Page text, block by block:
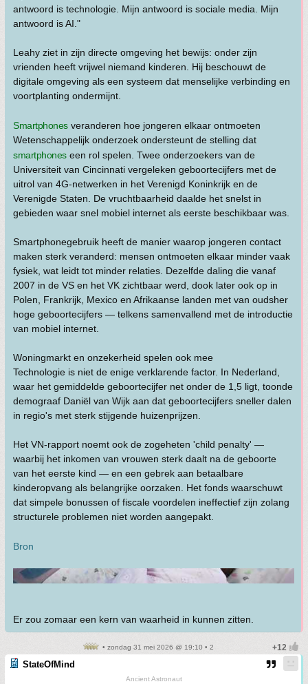
antwoord is technologie. Mijn antwoord is sociale media. Mijn
antwoord is AI."
Leahy ziet in zijn directe omgeving het bewijs: onder zijn
vrienden heeft vrijwel niemand kinderen. Hij beschouwt de
digitale omgeving als een systeem dat menselijke verbinding en
voortplanting ondermijnt.
Smartphonesveranderen hoe jongeren elkaar ontmoeten
Wetenschappelijk onderzoek ondersteunt de stelling dat
smartphoneseen rol spelen. Twee onderzoekers van de
Universiteit van Cincinnati vergeleken geboortecijfers met de
uitrol van 4G-netwerken in het Verenigd Koninkrijk en de
Verenigde Staten. De vruchtbaarheid daalde het snelst in
gebieden waar snel mobiel internet als eerste beschikbaar was.
Smartphonegebruik heeft de manier waarop jongeren contact
maken sterk veranderd: mensen ontmoeten elkaar minder vaak
fysiek, wat leidt tot minder relaties. Dezelfde daling die vanaf
2007 in de VS en het VK zichtbaar werd, dook later ook op in
Polen, Frankrijk, Mexico en Afrikaanse landen met van oudsher
hoge geboortecijfers — telkens samenvallend met de introductie
van mobiel internet.
Woningmarkt en onzekerheid spelen ook mee
Technologie is niet de enige verklarende factor. In Nederland,
waar het gemiddelde geboortecijfer net onder de 1,5 ligt, toonde
demograaf Daniël van Wijk aan dat geboortecijfers sneller dalen
in regio's met sterk stijgende huizenprijzen.
Het VN-rapport noemt ook de zogeheten 'child penalty' —
waarbij het inkomen van vrouwen sterk daalt na de geboorte
van het eerste kind — en een gebrek aan betaalbare
kinderopvang als belangrijke oorzaken. Het fonds waarschuwt
dat simpele bonussen of fiscale voordelen ineffectief zijn zolang
structurele problemen niet worden aangepakt.
Bron
Er zou zomaar een kern van waarheid in kunnen zitten.
• zondag 31 mei 2026 @ 19:10 • 2
StateOfMind
Ancient Astronaut